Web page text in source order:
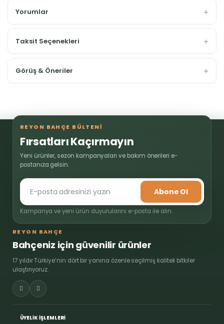
Yorumlar
Taksit Seçenekleri
Görüş & Öneriler
REYON BAHÇE BÜLTENİ
Fırsatları Kaçırmayın
Yeni ürünler, sezon kampanyaları ve bakım önerileri e-
postanıza gelsin.
Abone Ol
Kampanya ve yeni ürün duyurularını e-posta ile alın.
REYON BAHÇE
Bahçeniz için güvenilir ürünler
17 yıldır Türkiye’nin dört bir yanına özenle seçilmiş kaliteli bitkiler
ulaştırıyoruz.
ÜYELİK İŞLEMLERİ